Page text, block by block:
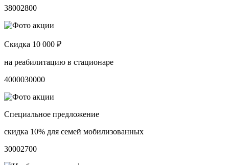
38002800
Скидка 10 000 ₽
на реабилитацию в стационаре
4000030000
Специальное предложение
скидка 10% для семей мобилизованных
30002700